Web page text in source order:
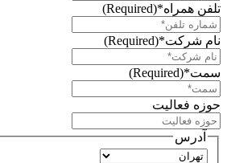
تلفن همراه*(Required)
نام شرکت*(Required)
سمت*(Required)
حوزه فعالیت
آدرس